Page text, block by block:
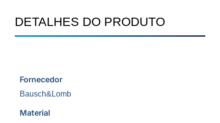
DETALHES DO PRODUTO
Fornecedor
Bausch&Lomb
Material